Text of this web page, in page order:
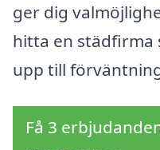
ger dig
hitta en städfirma
upp till
Få 3